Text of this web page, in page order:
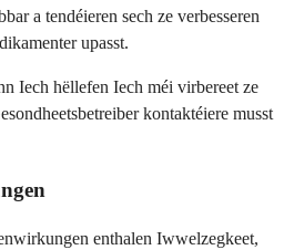
a tendéieren sech ze verbesseren
upasst.
Iech hëllefen Iech méi virbereet ze
kontaktéiere musst
enthalen Iwwelzegkeet,